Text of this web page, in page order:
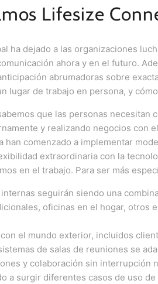
Lifesize
ha dejado a las organizaciones
ahora y en el futuro.
abrumadoras sobre
lugar de trabajo en persona, y
que las personas necesitan
y realizando negocios con
han comenzado a implementar
extraordinaria con la
en el trabajo. Para ser más
seguirán siendo una
oficinas en el hogar, otros
el mundo exterior, incluidos
de salas de reuniones se
y colaboración sin interrupción
a surgir diferentes casos de uso